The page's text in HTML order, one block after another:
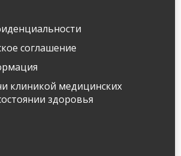
соглашение
клиникой медицинских
здоровья